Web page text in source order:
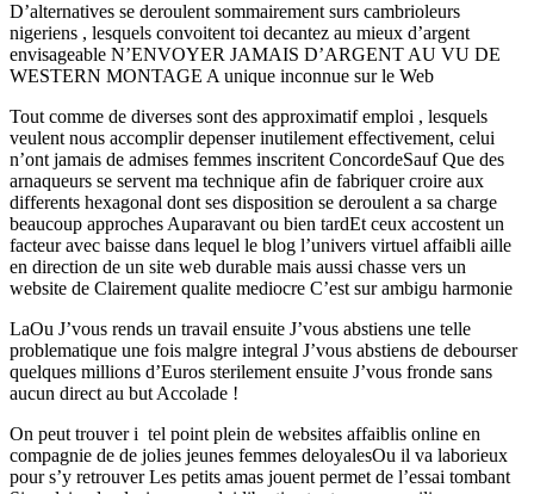
D’alternatives se deroulent sommairement surs cambrioleurs
nigeriens , lesquels convoitent toi decantez au mieux d’argent
envisageable N’ENVOYER JAMAIS D’ARGENT AU VU DE
WESTERN MONTAGE A unique inconnue sur le Web
Tout comme de diverses sont des approximatif emploi , lesquels
veulent nous accomplir depenser inutilement effectivement, celui
n’ont jamais de admises femmes inscritent ConcordeSauf Que des
arnaqueurs se servent ma technique afin de fabriquer croire aux
differents hexagonal dont ses disposition se deroulent a sa charge
beaucoup approches Auparavant ou bien tardEt ceux accostent un
facteur avec baisse dans lequel le blog l’univers virtuel affaibli aille
en direction de un site web durable mais aussi chasse vers un
website de Clairement qualite mediocre C’est sur ambigu harmonie
LaOu J’vous rends un travail ensuite J’vous abstiens une telle
problematique une fois malgre integral J’vous abstiens de debourser
quelques millions d’Euros sterilement ensuite J’vous fronde sans
aucun direct au but Accolade !
On peut trouver i tel point plein de websites affaiblis online en
compagnie de de jolies jeunes femmes deloyalesOu il va laborieux
pour s’y retrouver Les petits amas jouent permet de l’essai tombant